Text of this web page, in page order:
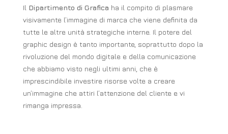
Il Dipartimento di Grafica ha il compito di plasmare
visivamente l’immagine di marca che viene definita da
tutte le altre unità strategiche interne. Il potere del
graphic design è tanto importante, soprattutto dopo la
rivoluzione del mondo digitale e della comunicazione
che abbiamo visto negli ultimi anni, che è
imprescindibile investire risorse volte a creare
un’immagine che attiri l’attenzione del cliente e vi
rimanga impressa.